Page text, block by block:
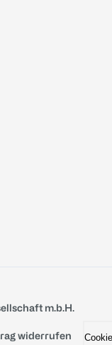
m.b.H.
widerrufen